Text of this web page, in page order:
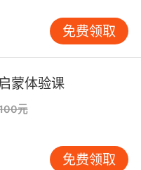
子共同排查具体问题
不熟？是课本核心
型不会用？拿出课
顾。让孩子试着朗
基础单词，检查拼
来，形成一份待解
子参与这个过程，
问题。 第二步：用
免费领取
蒙体验课
元
免费领取